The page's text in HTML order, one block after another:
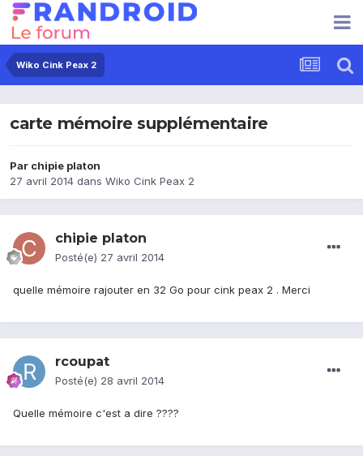
Wiko Cink Peax 2
carte mémoire supplémentaire
Par chipie platon
27 avril 2014 dans Wiko Cink Peax 2
chipie platon
Posté(e) 27 avril 2014
quelle mémoire rajouter en 32 Go pour cink peax 2 . Merci
rcoupat
Posté(e) 28 avril 2014
Quelle mémoire c'est a dire ????